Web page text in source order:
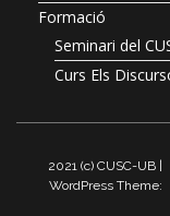
Formació
Seminari del
Curs Els
2021 (c) CUSC-UB |
WordPress Theme: